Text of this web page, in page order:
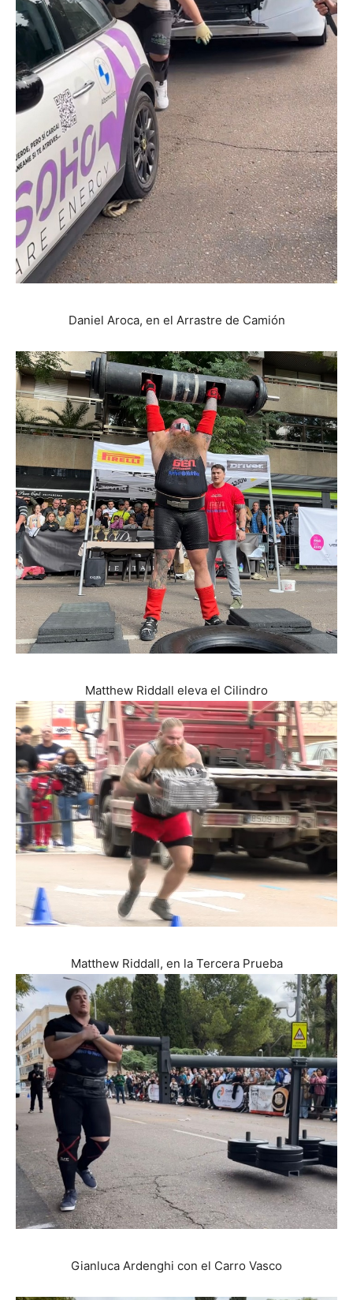
Daniel Aroca, en el Arrastre de Camión
Matthew Riddall eleva el Cilindro
Matthew Riddall, en la Tercera Prueba
Gianluca Ardenghi con el Carro Vasco